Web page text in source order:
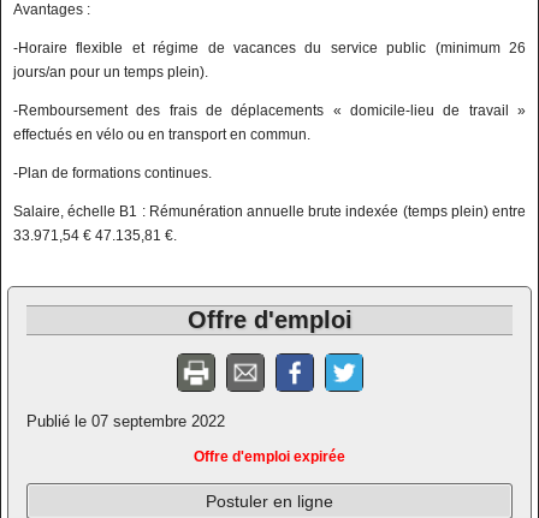
Offre d'emploi
Publié le 07 septembre 2022
Offre d'emploi expirée
Postuler en ligne
Avantages :
-Horaire flexible et régime de vacances du service public (minimum 26
jours/an pour un temps plein).
-Remboursement des frais de déplacements « domicile-lieu de travail »
effectués en vélo ou en transport en commun.
-Plan de formations continues.
Salaire, échelle B1 : Rémunération annuelle brute indexée (temps plein) entre
33.971,54 € 47.135,81 €.